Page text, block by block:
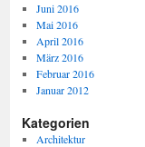
Juni 2016
Mai 2016
April 2016
März 2016
Februar 2016
Januar 2012
Kategorien
Architektur